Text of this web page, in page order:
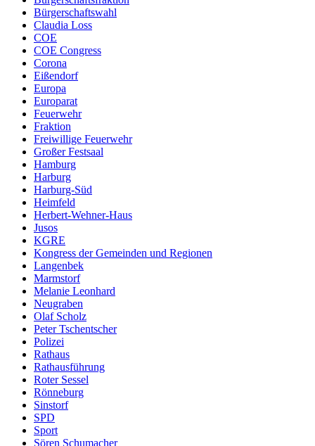
Bürgerschaftswahl
Claudia Loss
COE
COE Congress
Corona
Eißendorf
Europa
Europarat
Feuerwehr
Fraktion
Freiwillige Feuerwehr
Großer Festsaal
Hamburg
Harburg
Harburg-Süd
Heimfeld
Herbert-Wehner-Haus
Jusos
KGRE
Kongress der Gemeinden und Regionen
Langenbek
Marmstorf
Melanie Leonhard
Neugraben
Olaf Scholz
Peter Tschentscher
Polizei
Rathaus
Rathausführung
Roter Sessel
Rönneburg
Sinstorf
SPD
Sport
Sören Schumacher